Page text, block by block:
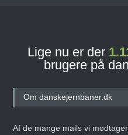
Lige nu er der
brugere på
Om danskejernbaner.dk
Af de mange mails vi